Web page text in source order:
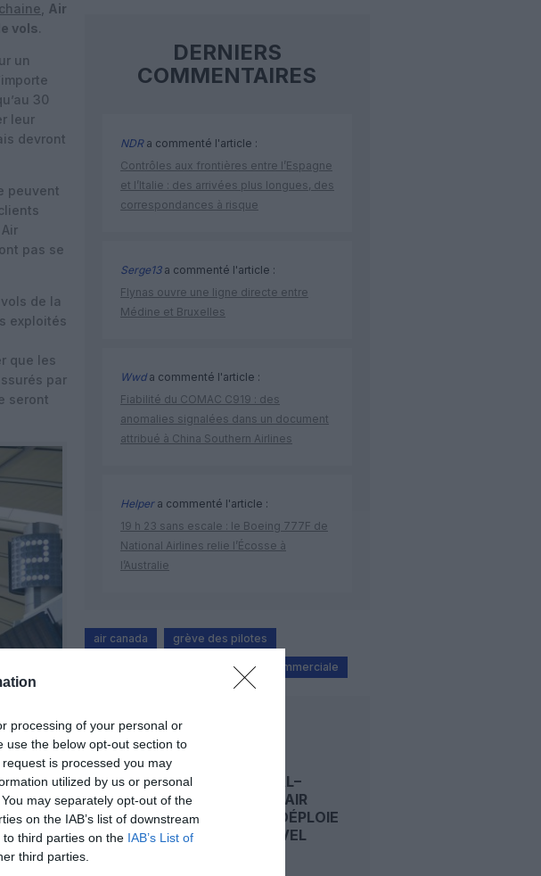
processing of your personal or
use the below opt-out section to
is processed you may
utilized by us or personal
may separately opt-out of the
on the IAB’s list of downstream
third parties on the IAB’s List of
third parties.
Air
vols.
un
30
leur
devront
peuvent
pas se
de la
exploités
que les
par
seront
DERNIERS
COMMENTAIRES
NDRa commenté l'article :
Contrôles aux frontières entre l’Espagne
et l’Italie : des arrivées plus longues, des
correspondances à risque
Serge13a commenté l'article :
Flynas ouvre une ligne directe entre
Médine et Bruxelles
Wwda commenté l'article :
Fiabilité du COMAC C919 : des
anomalies signalées dans un document
attribué à China Southern Airlines
Helpera commenté l'article :
19 h 23 sans escale : le Boeing 777F de
National Airlines relie l’Écosse à
l’Australie
air canada grève des pilotes
politique commerciale
LIRE AUSSI
MONTRÉAL–
NANTES : AIR
CANADA DÉPLOIE
SON NOUVEL